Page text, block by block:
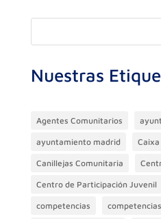
b
k
a A
Nuestras
Agentes Comunitarios
ayuntamiento madrid
Canillejas Comunitaria
Centro de Participación Juvenil
competencias